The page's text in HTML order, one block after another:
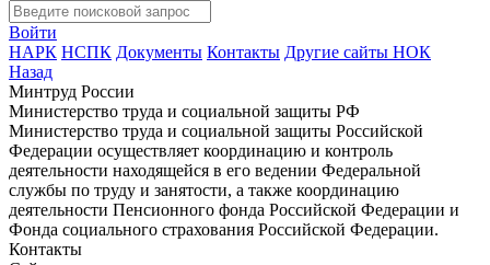
Войти
НАРК НСПК Документы Контакты Другие сайты НОК
Назад
Минтруд России
Министерство труда и социальной защиты РФ
Министерство труда и социальной защиты Российской
Федерации осуществляет координацию и контроль
деятельности находящейся в его ведении Федеральной
службы по труду и занятости, а также координацию
деятельности Пенсионного фонда Российской Федерации и
Фонда социального страхования Российской Федерации.
Контакты